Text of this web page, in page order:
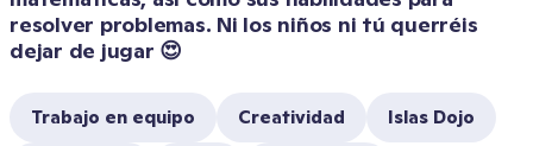
resolver problemas. Ni los niños ni tú querréis
Trabajo en equipo Creatividad Islas Dojo